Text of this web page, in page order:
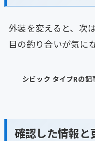
外装を変えると、次
目の釣り合いが気に
シビック タイプRの
確認した情報と